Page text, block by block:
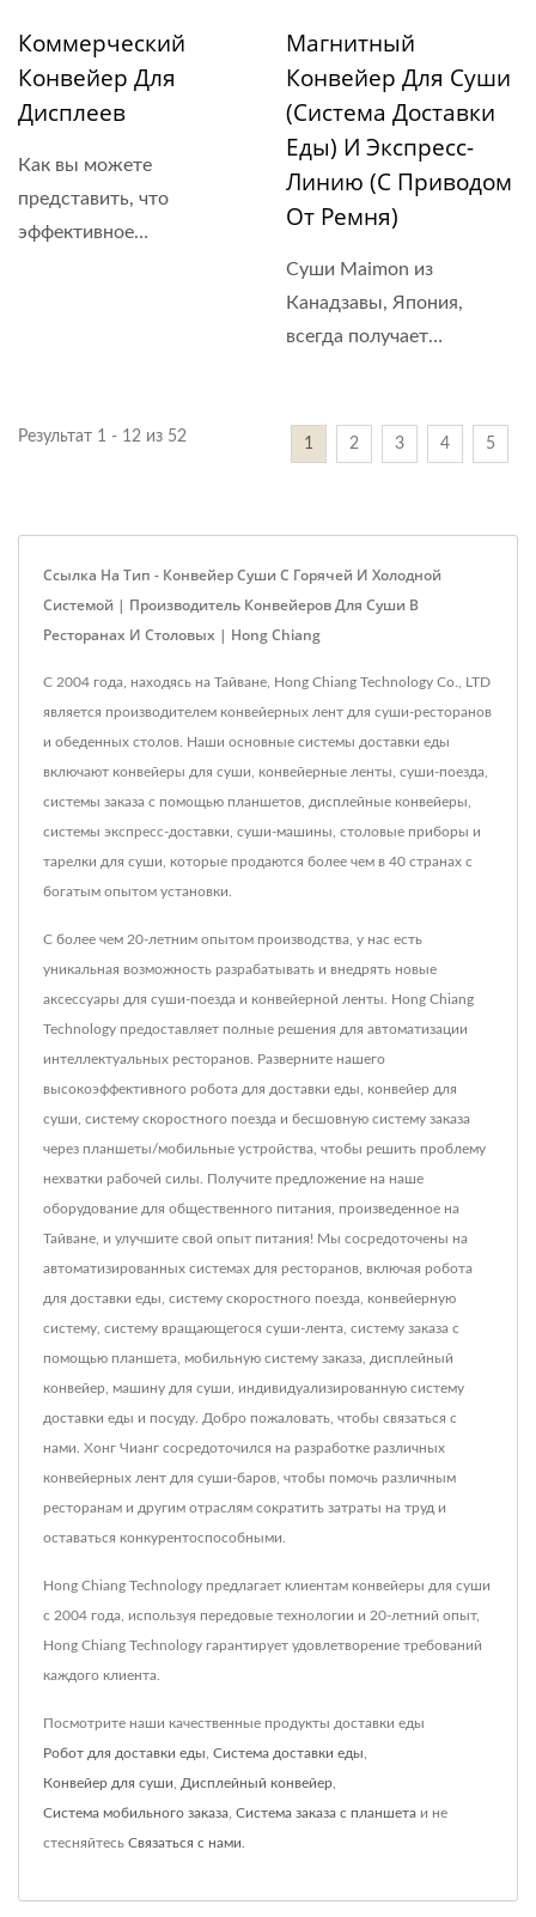
Коммерческий
Конвейер Для
Дисплеев
Как вы можете
представить, что
эффективное
Магнитный
Конвейер Для Суши
(Система Доставки
Еды) И Экспресс-
Линию (с Приводом
От Ремня)
Суши Maimon из
Канадзавы, Япония,
всегда получает
Результат 1 - 12 из 52 1 2 3 4 5
Ссылка На Тип - Конвейер Суши С Горячей И Холодной
Системой | Производитель Конвейеров Для Суши В
Ресторанах И Столовых | Hong Chiang
С 2004 года, находясь на Тайване, Hong Chiang Technology Co., LTD
является производителем конвейерных лент для суши-ресторанов
и обеденных столов. Наши основные системы доставки еды
включают конвейеры для суши, конвейерные ленты, суши-поезда,
системы заказа с помощью планшетов, дисплейные конвейеры,
системы экспресс-доставки, суши-машины, столовые приборы и
тарелки для суши, которые продаются более чем в 40 странах с
богатым опытом установки.
С более чем 20-летним опытом производства, у нас есть
уникальная возможность разрабатывать и внедрять новые
аксессуары для суши-поезда и конвейерной ленты. Hong Chiang
Technology предоставляет полные решения для автоматизации
интеллектуальных ресторанов. Разверните нашего
высокоэффективного робота для доставки еды, конвейер для
суши, систему скоростного поезда и бесшовную систему заказа
через планшеты/мобильные устройства, чтобы решить проблему
нехватки рабочей силы. Получите предложение на наше
оборудование для общественного питания, произведенное на
Тайване, и улучшите свой опыт питания! Мы сосредоточены на
автоматизированных системах для ресторанов, включая робота
для доставки еды, систему скоростного поезда, конвейерную
систему, систему вращающегося суши-лента, систему заказа с
помощью планшета, мобильную систему заказа, дисплейный
конвейер, машину для суши, индивидуализированную систему
доставки еды и посуду. Добро пожаловать, чтобы связаться с
нами. Хонг Чианг сосредоточился на разработке различных
конвейерных лент для суши-баров, чтобы помочь различным
ресторанам и другим отраслям сократить затраты на труд и
оставаться конкурентоспособными.
Hong Chiang Technology предлагает клиентам конвейеры для суши
с 2004 года, используя передовые технологии и 20-летний опыт,
Hong Chiang Technology гарантирует удовлетворение требований
каждого клиента.
Посмотрите наши качественные продукты доставки еды
Робот для доставки еды Система доставки еды
Конвейер для суши Дисплейный конвейер
Система мобильного заказа Система заказа с планшета и не
стесняйтесь Связаться с нами